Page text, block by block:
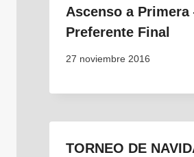
Ascenso a
Preferente Final
27 noviembre 2016
TORNEO DE